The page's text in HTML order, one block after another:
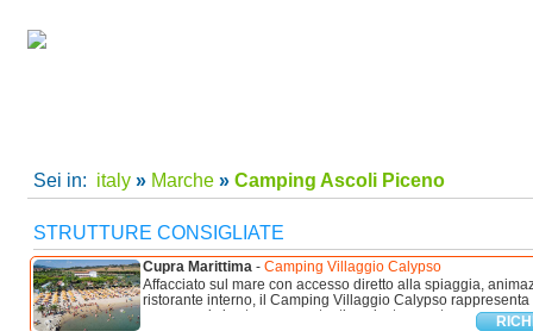
Sei in: italy» Marche» Camping Ascoli Piceno
STRUTTURE CONSIGLIATE
Cupra Marittima- Camping Villaggio Calypso
Affacciato sul mare con accesso diretto alla spiaggia,
ristorante interno, il Camping Villaggio Calypso rappresenta
vacanza si vive tra mare autentico, risate spontanee e ...